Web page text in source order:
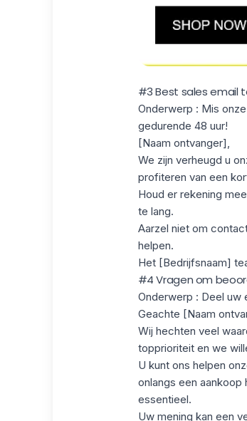
#3 Best sales email
Onderwerp : Mis
gedurende 48 uur!
[Naam ontvanger],
We zijn verheugd u
profiteren van een
Houd er rekening
te lang.
Aarzel niet om
helpen.
Het [Bedrijfsnaam]
#4 Vragen om
Onderwerp : Deel uw
Geachte [Naam
Wij hechten veel
topprioriteit en we
U kunt ons helpen
onlangs een
essentieel.
Uw mening kan een